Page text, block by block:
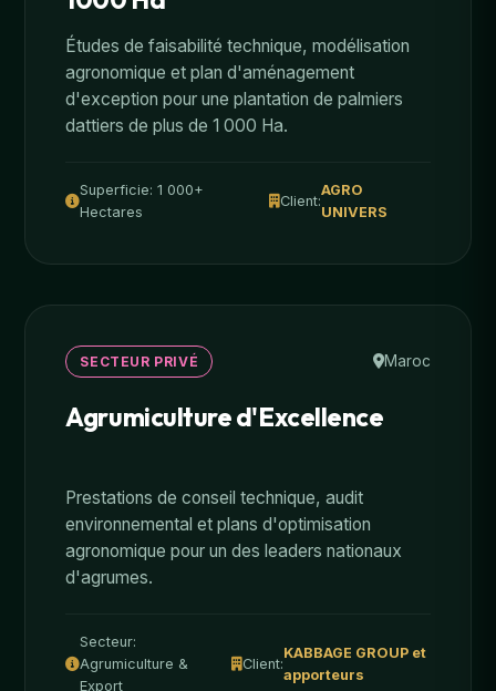
Études de faisabilité technique, modélisation
agronomique et plan d'aménagement
d'exception pour une plantation de palmiers
dattiers de plus de 1 000 Ha.
Superficie: 1 000+
Hectares
Client:
AGRO
UNIVERS
SECTEUR PRIVÉ Maroc
Agrumiculture d'Excellence
Prestations de conseil technique, audit
environnemental et plans d'optimisation
agronomique pour un des leaders nationaux
d'agrumes.
Secteur:
Agrumiculture &
Export
Client:
KABBAGE GROUP et
apporteurs